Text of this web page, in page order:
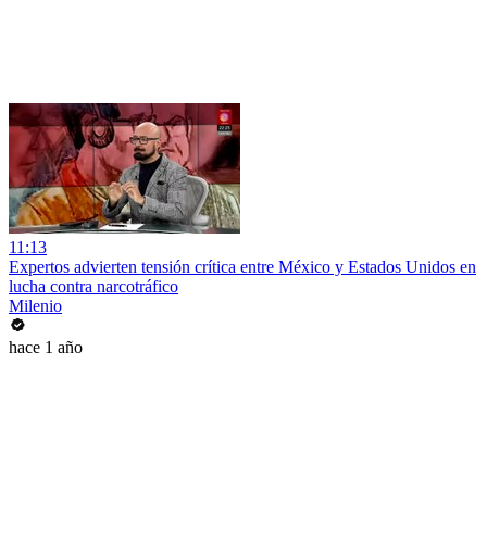
11:13
Expertos advierten tensión crítica entre México y Estados Unidos en
lucha contra narcotráfico
Milenio
hace 1 año